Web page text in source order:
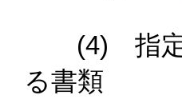
(4) 指定業
る書類